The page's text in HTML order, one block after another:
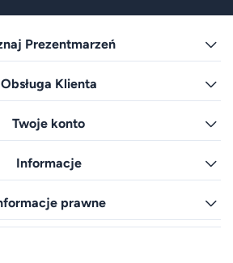
Prezentmarzeń
Obsługa Klienta
Twoje konto
Informacje
prawne